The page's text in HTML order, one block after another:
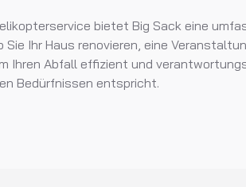
bietet Big Sack eine
Sie Ihr Haus renovieren, eine
Ihren Abfall effizient und
Bedürfnissen entspricht.